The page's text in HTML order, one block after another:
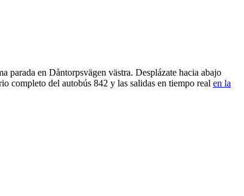
parada en Dåntorpsvägen västra. Desplázate hacia abajo
completo del autobús 842 y las salidas en tiempo real en la